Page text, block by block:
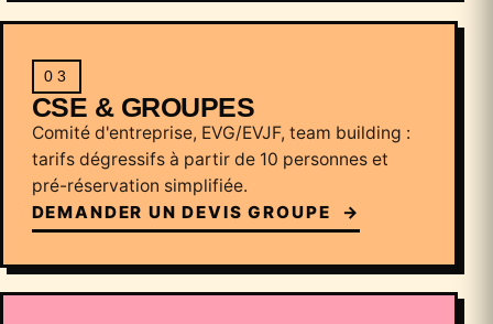
03
CSE & GROUPES
Comité d'entreprise, EVG/EVJF, team building :
tarifs dégressifs à partir de 10 personnes et
pré-réservation simplifiée.
DEMANDER UN DEVIS GROUPE
→